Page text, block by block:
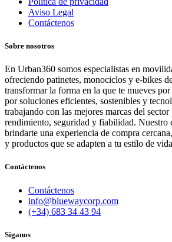
Aviso Legal
Contáctenos
Sobre nosotros
En Urban360 somos especialistas en
ofreciendo patinetes, monociclos y e-bikes
transformar la forma en la que te mueves
por soluciones eficientes, sostenibles y
trabajando con las mejores marcas del sector
rendimiento, seguridad y fiabilidad. Nuestro
brindarte una experiencia de compra
y productos que se adapten a tu estilo de
Contáctenos
Contáctenos
info@bluewaycorp.com
(+34) 683 34 43 94
Síganos